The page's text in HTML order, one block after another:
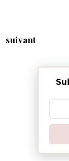
suivant